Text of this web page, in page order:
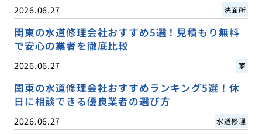
2026.06.27 洗面所
関東の水道修理会社おすすめ5選！見積もり無料
で安心の業者を徹底比較
2026.06.27 家
関東の水道修理会社おすすめランキング5選！休
日に相談できる優良業者の選び方
2026.06.27 水道修理